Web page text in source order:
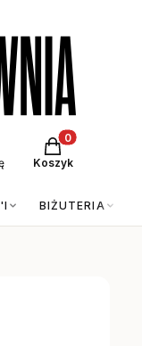
Produkty w
Koszyk
BIŻUTERIA